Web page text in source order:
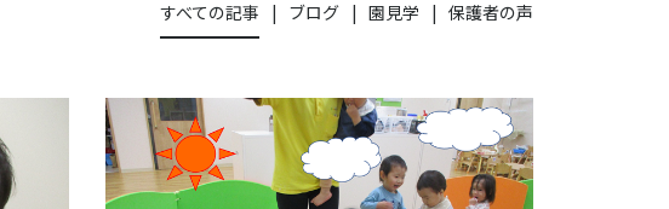
すべての記事 ブログ 園見学 保護者の声